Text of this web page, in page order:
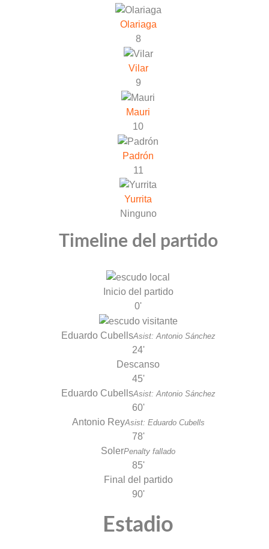
Olariaga
8
Vilar
9
Mauri
10
Padrón
11
Yurrita
Ninguno
Timeline del partido
Inicio del partido
0'
Eduardo CubellsAsist: Antonio Sánchez
24'
Descanso
45'
Eduardo CubellsAsist: Antonio Sánchez
60'
Antonio ReyAsist: Eduardo Cubells
78'
SolerPenalty fallado
85'
Final del partido
90'
Estadio